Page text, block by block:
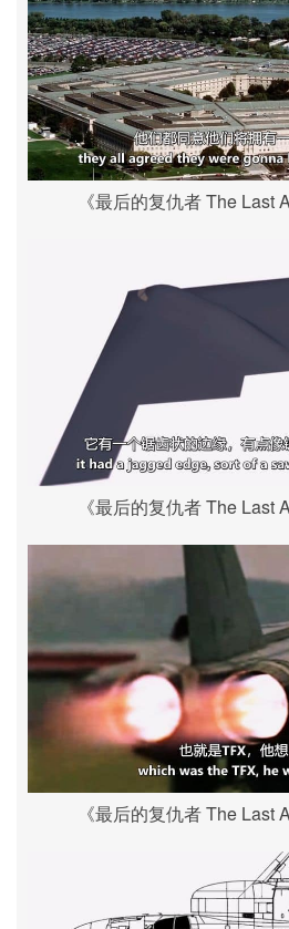
《最后的复仇者 The Last
《最后的复仇者 The Last
《最后的复仇者 The Last